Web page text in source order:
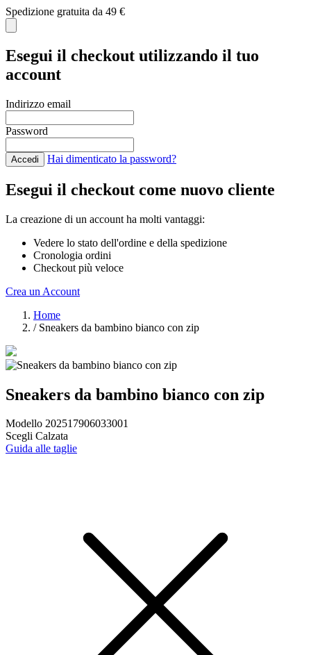
Spedizione gratuita da 49 €
Esegui il checkout utilizzando il tuo
account
Indirizzo email
Password
Accedi Hai dimenticato la password?
Esegui il checkout come nuovo cliente
La creazione di un account ha molti vantaggi:
Vedere lo stato dell'ordine e della spedizione
Cronologia ordini
Checkout più veloce
Crea un Account
Home
/ Sneakers da bambino bianco con zip
Sneakers da bambino bianco con zip
Modello 202517906033001
Scegli Calzata
Guida alle taglie